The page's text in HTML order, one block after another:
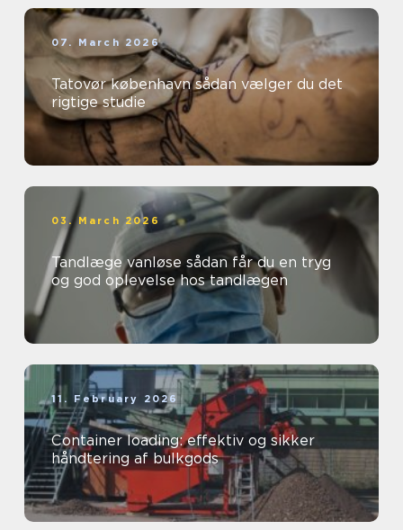
07. March 2026
Tatovør københavn sådan vælger du det
rigtige studie
03. March 2026
Tandlæge vanløse sådan får du en tryg
og god oplevelse hos tandlægen
11. February 2026
Container loading: effektiv og sikker
håndtering af bulkgods